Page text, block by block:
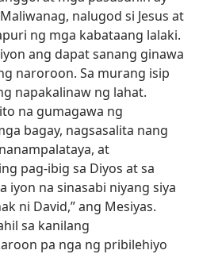
nalugod si Jesus at
ng mga kabataang lalaki.
ang dapat sanang ginawa
naroroon. Sa murang isip
napakalinaw ng lahat.
na gumagawa ng
bagay, nagsasalita nang
at
pag-ibig sa Diyos at sa
iyon na sinasabi niyang siya​
ni David,” ang Mesiyas.
sa kanilang
pa nga ng pribilehiyo